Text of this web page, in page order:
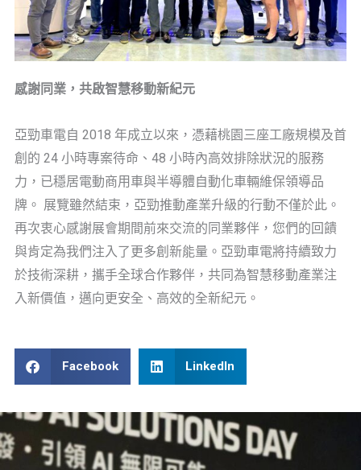
感謝同業，共啟智慧移動新紀元
亞勁車電自 2018 年成立以來，憑藉桃園三座工廠規模及首
創的 24 小時專案待命、48 小時內高效排除狀況的服務
力，已穩居電動商用車與半導體自動化車輛維保領導品
牌。 展覽雖然結束，亞勁推動產業升級的行動不僅於此。
再次衷心感謝展會期間前來交流的同業夥伴，您們的回饋
與肯定為我們注入了更多創新能量。亞勁車電將持續致力
於技術深耕，攜手全球合作夥伴，共同為智慧移動產業注
入新價值，邁向更安全、高效的全新紀元。
Facebook LinkedIn
亞
勁
車